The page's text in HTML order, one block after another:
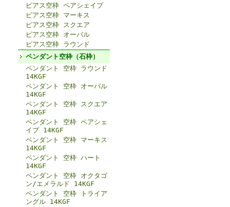
ピアス空枠 ペアシェイプ
ピアス空枠 マーキス
ピアス空枠 スクエア
ピアス空枠 オーバル
ピアス空枠 ラウンド
ペンダント空枠（石枠）
ペンダント 空枠 ラウンド
14KGF
ペンダント 空枠 オーバル
14KGF
ペンダント 空枠 スクエア
14KGF
ペンダント 空枠 ペアシェ
イプ 14KGF
ペンダント 空枠 マーキス
14KGF
ペンダント 空枠 ハート
14KGF
ペンダント 空枠 オクタゴ
ン/エメラルド 14KGF
ペンダント 空枠 トライア
ングル 14KGF